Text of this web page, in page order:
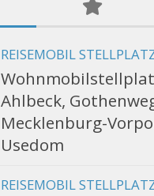
REISEMOBIL
Ahlbeck,
Mecklenburg-
Usedom
REISEMOBIL